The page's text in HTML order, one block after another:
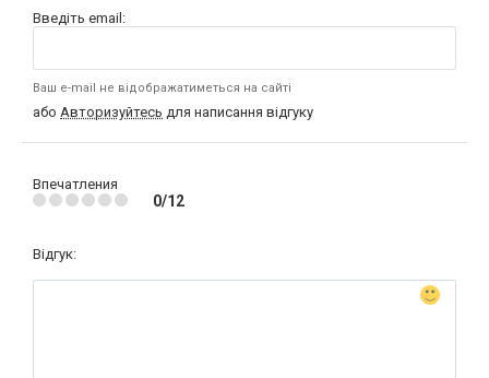
Введіть email:
Ваш e-mail не відображатиметься на сайті
або Авторизуйтесь для написання відгуку
Впечатления
0/12
Відгук: